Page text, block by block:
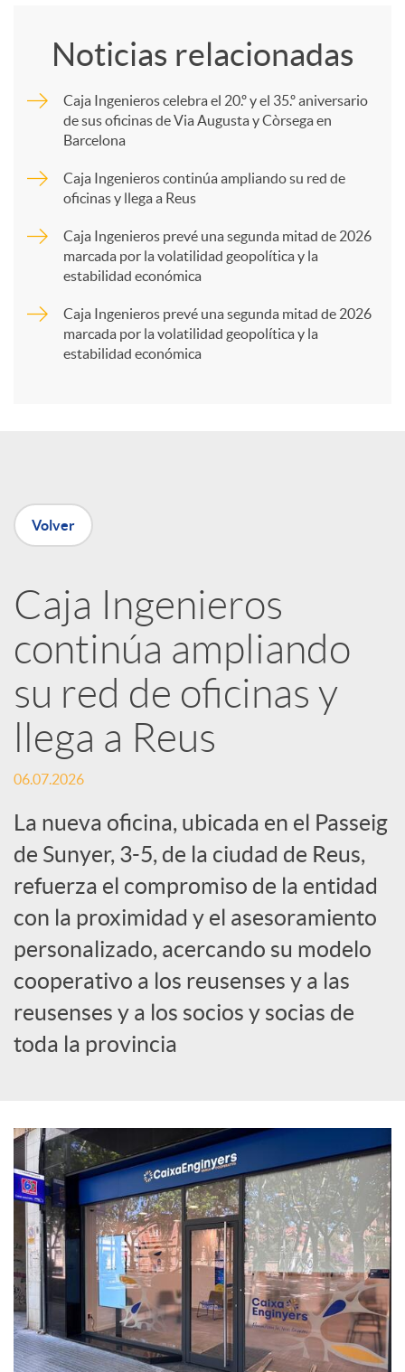
t
n
R
e
d
e
s
S
o
c
i
a
l
e
s
Noticias relacionadas
Caja Ingenieros celebra el 20.º y el 35.º aniversario
de sus oficinas de Via Augusta y Còrsega en
Barcelona
Caja Ingenieros continúa ampliando su red de
oficinas y llega a Reus
Caja Ingenieros prevé una segunda mitad de 2026
marcada por la volatilidad geopolítica y la
estabilidad económica
Caja Ingenieros prevé una segunda mitad de 2026
marcada por la volatilidad geopolítica y la
estabilidad económica
Volver
Caja Ingenieros
continúa ampliando
su red de oficinas y
llega a Reus
06.07.2026
La nueva oficina, ubicada en el Passeig
de Sunyer, 3-5, de la ciudad de Reus,
refuerza el compromiso de la entidad
con la proximidad y el asesoramiento
personalizado, acercando su modelo
cooperativo a los reusenses y a las
reusenses y a los socios y socias de
toda la provincia